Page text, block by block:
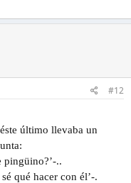
#12
último llevaba un
pingüino?’-..
qué hacer con él’-.